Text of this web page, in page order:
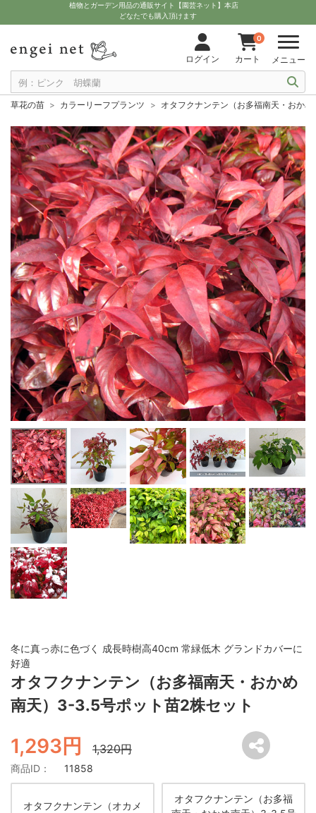
植物とガーデン用品の通販サイト【園芸ネット】本店
どなたでも購入頂けます
ログイン
0
カート メニュー
草花の苗 カラーリーフプランツ オタフクナンテン（お多福南天・おか
冬に真っ赤に色づく 成長時樹高40cm 常緑低木 グランドカバーに
好適
オタフクナンテン（お多福南天・おかめ
南天）3-3.5号ポット苗2株セット
1,293円 1,320円
商品ID： 11858
オタフクナンテン（オカメ
オタフクナンテン（お多福